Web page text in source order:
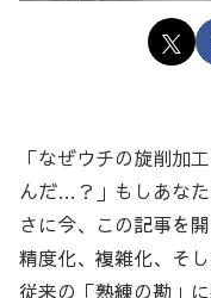
「なぜウチの旋削加
んだ…？」もしあな
さに今、この記事を
精度化、複雑化、そ
従来の「熟練の勘」